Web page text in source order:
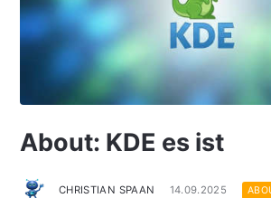
About: KDE es ist
CHRISTIAN SPAAN 14.09.2025